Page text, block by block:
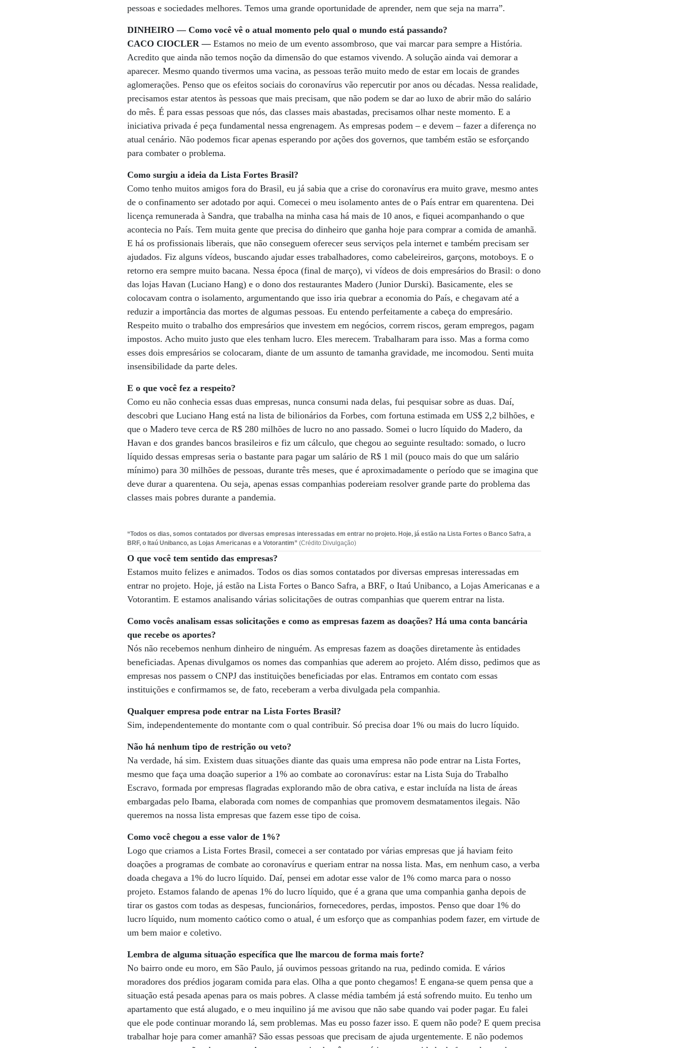
pessoas e sociedades melhores. Temos uma grande oportunidade de aprender, nem que seja na marra”.
DINHEIRO — Como você vê o atual momento pelo qual o mundo está passando?
CACO CIOCLER —Estamos no meio de um evento assombroso, que vai marcar para sempre a História.
Acredito que ainda não temos noção da dimensão do que estamos vivendo. A solução ainda vai demorar a
aparecer. Mesmo quando tivermos uma vacina, as pessoas terão muito medo de estar em locais de grandes
aglomerações. Penso que os efeitos sociais do coronavírus vão repercutir por anos ou décadas. Nessa realidade,
precisamos estar atentos às pessoas que mais precisam, que não podem se dar ao luxo de abrir mão do salário
do mês. É para essas pessoas que nós, das classes mais abastadas, precisamos olhar neste momento. E a
iniciativa privada é peça fundamental nessa engrenagem. As empresas podem – e devem – fazer a diferença no
atual cenário. Não podemos ficar apenas esperando por ações dos governos, que também estão se esforçando
para combater o problema.
Como surgiu a ideia da Lista Fortes Brasil?
Como tenho muitos amigos fora do Brasil, eu já sabia que a crise do coronavírus era muito grave, mesmo antes
de o confinamento ser adotado por aqui. Comecei o meu isolamento antes de o País entrar em quarentena. Dei
licença remunerada à Sandra, que trabalha na minha casa há mais de 10 anos, e fiquei acompanhando o que
acontecia no País. Tem muita gente que precisa do dinheiro que ganha hoje para comprar a comida de amanhã.
E há os profissionais liberais, que não conseguem oferecer seus serviços pela internet e também precisam ser
ajudados. Fiz alguns vídeos, buscando ajudar esses trabalhadores, como cabeleireiros, garçons, motoboys. E o
retorno era sempre muito bacana. Nessa época (final de março), vi vídeos de dois empresários do Brasil: o dono
das lojas Havan (Luciano Hang) e o dono dos restaurantes Madero (Junior Durski). Basicamente, eles se
colocavam contra o isolamento, argumentando que isso iria quebrar a economia do País, e chegavam até a
reduzir a importância das mortes de algumas pessoas. Eu entendo perfeitamente a cabeça do empresário.
Respeito muito o trabalho dos empresários que investem em negócios, correm riscos, geram empregos, pagam
impostos. Acho muito justo que eles tenham lucro. Eles merecem. Trabalharam para isso. Mas a forma como
esses dois empresários se colocaram, diante de um assunto de tamanha gravidade, me incomodou. Senti muita
insensibilidade da parte deles.
E o que você fez a respeito?
Como eu não conhecia essas duas empresas, nunca consumi nada delas, fui pesquisar sobre as duas. Daí,
descobri que Luciano Hang está na lista de bilionários da Forbes, com fortuna estimada em US$ 2,2 bilhões, e
que o Madero teve cerca de R$ 280 milhões de lucro no ano passado. Somei o lucro líquido do Madero, da
Havan e dos grandes bancos brasileiros e fiz um cálculo, que chegou ao seguinte resultado: somado, o lucro
líquido dessas empresas seria o bastante para pagar um salário de R$ 1 mil (pouco mais do que um salário
mínimo) para 30 milhões de pessoas, durante três meses, que é aproximadamente o período que se imagina que
deve durar a quarentena. Ou seja, apenas essas companhias podereiam resolver grande parte do problema das
classes mais pobres durante a pandemia.
“Todos os dias, somos contatados por diversas empresas interessadas em entrar no projeto. Hoje, já estão na Lista Fortes o Banco Safra, a
BRF, o Itaú Unibanco, as Lojas Americanas e a Votorantim” (Crédito:Divulgação)
O que você tem sentido das empresas?
Estamos muito felizes e animados. Todos os dias somos contatados por diversas empresas interessadas em
entrar no projeto. Hoje, já estão na Lista Fortes o Banco Safra, a BRF, o Itaú Unibanco, a Lojas Americanas e a
Votorantim. E estamos analisando várias solicitações de outras companhias que querem entrar na lista.
Como vocês analisam essas solicitações e como as empresas fazem as doações? Há uma conta bancária
que recebe os aportes?
Nós não recebemos nenhum dinheiro de ninguém. As empresas fazem as doações diretamente às entidades
beneficiadas. Apenas divulgamos os nomes das companhias que aderem ao projeto. Além disso, pedimos que as
empresas nos passem o CNPJ das instituições beneficiadas por elas. Entramos em contato com essas
instituições e confirmamos se, de fato, receberam a verba divulgada pela companhia.
Qualquer empresa pode entrar naLista Fortes Brasil?
Sim, independentemente do montante com o qual contribuir. Só precisa doar 1% ou mais do lucro líquido.
Não há nenhum tipo derestrição ou veto?
Na verdade, há sim. Existem duas situações diante das quais uma empresa não pode entrar na Lista Fortes,
mesmo que faça uma doação superior a 1% ao combate ao coronavírus: estar na Lista Suja do Trabalho
Escravo, formada por empresas flagradas explorando mão de obra cativa, e estar incluída na lista de áreas
embargadas pelo Ibama, elaborada com nomes de companhias que promovem desmatamentos ilegais. Não
queremos na nossa lista empresas que fazem esse tipo de coisa.
Como você chegou a esse valor de 1%?
Logo que criamos a Lista Fortes Brasil, comecei a ser contatado por várias empresas que já haviam feito
doações a programas de combate ao coronavírus e queriam entrar na nossa lista. Mas, em nenhum caso, a verba
doada chegava a 1% do lucro líquido. Daí, pensei em adotar esse valor de 1% como marca para o nosso
projeto. Estamos falando de apenas 1% do lucro líquido, que é a grana que uma companhia ganha depois de
tirar os gastos com todas as despesas, funcionários, fornecedores, perdas, impostos. Penso que doar 1% do
lucro líquido, num momento caótico como o atual, é um esforço que as companhias podem fazer, em virtude de
um bem maior e coletivo.
Lembra de alguma situação específica que lhe marcou de forma mais forte?
No bairro onde eu moro, em São Paulo, já ouvimos pessoas gritando na rua, pedindo comida. E vários
moradores dos prédios jogaram comida para elas. Olha a que ponto chegamos! E engana-se quem pensa que a
situação está pesada apenas para os mais pobres. A classe média também já está sofrendo muito. Eu tenho um
apartamento que está alugado, e o meu inquilino já me avisou que não sabe quando vai poder pagar. Eu falei
que ele pode continuar morando lá, sem problemas. Mas eu posso fazer isso. E quem não pode? E quem precisa
trabalhar hoje para comer amanhã? São essas pessoas que precisam de ajuda urgentemente. E não podemos